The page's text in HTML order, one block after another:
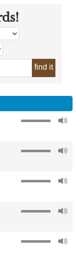
find it